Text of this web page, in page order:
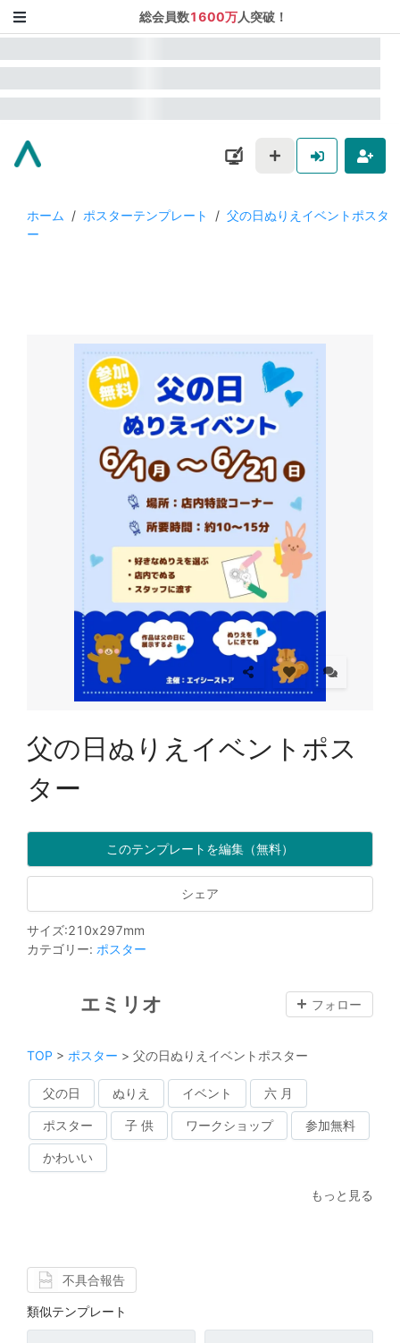
総会員数1600万人突破！
ホーム / ポスターテンプレート / 父の日ぬりえイベントポスタ
ー
父の日ぬりえイベントポス
ター
このテンプレートを編集（無料）
シェア
サイズ:210x297mm
カテゴリー: ポスター
エミリオ フォロー
TOP > ポスター > 父の日ぬりえイベントポスター
父の日 ぬりえ イベント 六 月
ポスター 子 供 ワークショップ 参加無料
かわいい
もっと見る
不具合報告
類似テンプレート